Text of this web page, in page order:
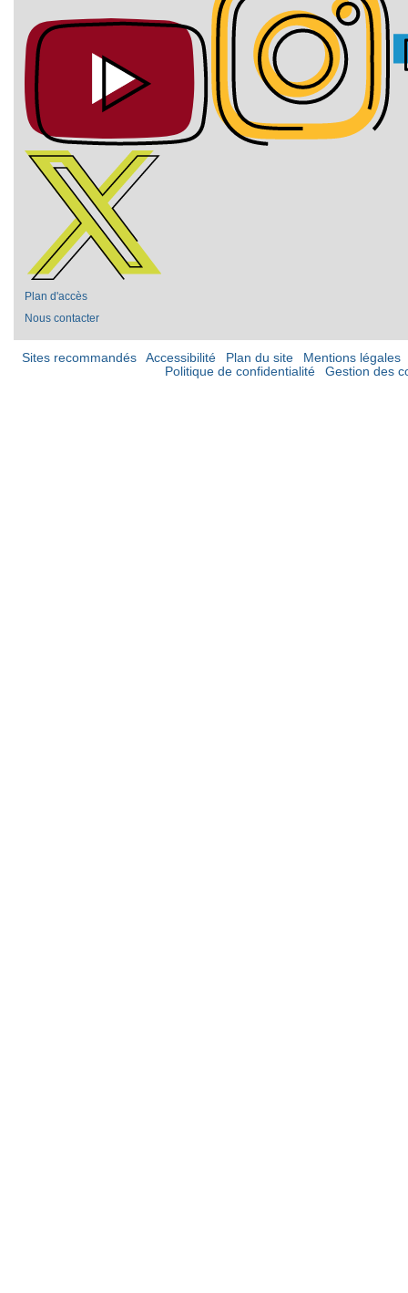
Plan d'accès
Nous contacter
Sites recommandés Accessibilité Plan du site
Mentions légales
Politique de confidentialité
Gestion des